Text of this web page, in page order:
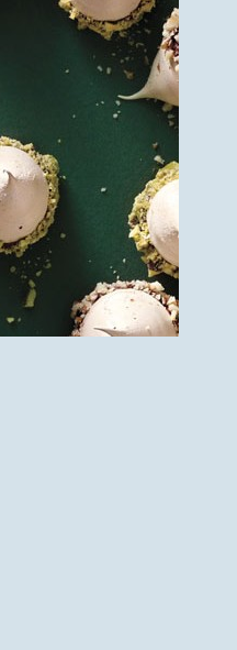
원두커피
원두커피의 종류